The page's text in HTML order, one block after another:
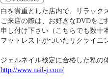
白を貴重とした店内で、リラック
ご来店の際は、お好きなDVDをご
申し付け下さい（こちらでも数十
フットレストがついたリクライニ
ジェルネイル検定に合格した私の
http://www.nail-j.com/